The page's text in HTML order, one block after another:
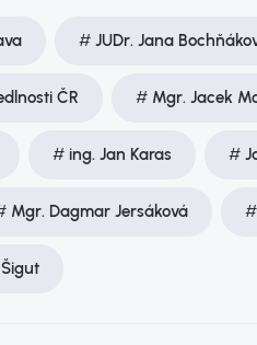
JUDr. Jana
ČR Mgr. Jacek
ing. Jan Karas
Mgr. Dagmar Jersáková